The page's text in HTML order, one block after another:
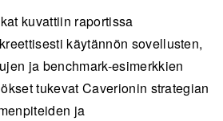
kuvattiin raportissa
käytännön sovellusten,
ja benchmark-esimerkkien
tukevat Caverionin strategian
ja